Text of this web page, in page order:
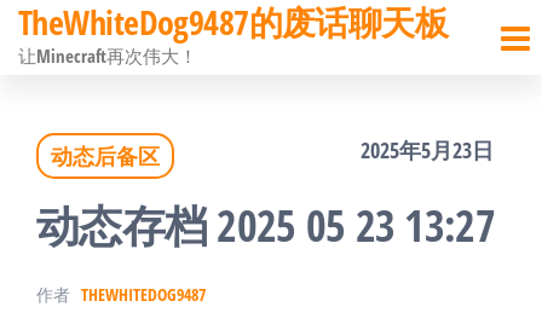
前
往
TheWhiteDog9487的废话聊天板
让Minecraft再次伟大！
动态后备区 2025年5月23日
动态存档 2025 05 23 13:27
作者 THEWHITEDOG9487